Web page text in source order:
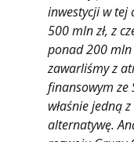
inwestycji w tej
500 mln zł, z
ponad 200 mln
zawarliśmy z
finansowym ze
właśnie jedną
alternatywę.